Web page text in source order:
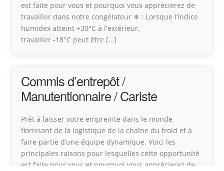
est faite pour vous et pourquoi vous apprécierez de
travailler dans notre congélateur ❄ : Lorsque l’indice
humidex atteint +30°C à l'extérieur,
travailler -18°C peut être […]
Commis d’entrepôt /
Manutentionnaire / Cariste
Prêt à laisser votre empreinte dans le monde
florissant de la logistique de la chaîne du froid et à
faire partie d’une équipe dynamique. Voici les
principales raisons pour lesquelles cette opportunité
est faite pour vous et pourquoi vous apprécierez de